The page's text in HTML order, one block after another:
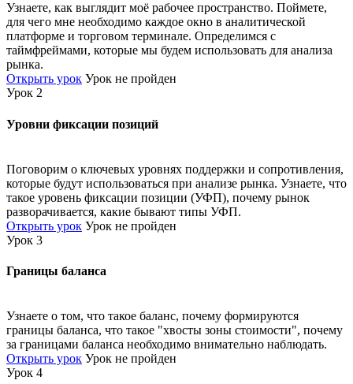
Узнаете, как выглядит моё рабочее пространство. Поймете,
для чего мне необходимо каждое окно в аналитической
платформе и торговом терминале. Определимся с
таймфреймами, которые мы будем использовать для анализа
рынка.
Открыть урок Урок не пройден
Урок 2
Уровни фиксации позиций
Поговорим о ключевых уровнях поддержки и сопротивления,
которые будут использоваться при анализе рынка. Узнаете, что
такое уровень фиксации позиции (УФП), почему рынок
разворачивается, какие бывают типы УФП.
Открыть урок Урок не пройден
Урок 3
Границы баланса
Узнаете о том, что такое баланс, почему формируются
границы баланса, что такое "хвосты зоны стоимости", почему
за границами баланса необходимо внимательно наблюдать.
Открыть урок Урок не пройден
Урок 4